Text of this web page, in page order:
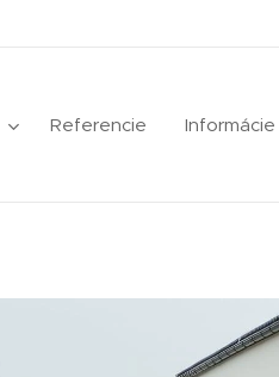
Referencie Informácie